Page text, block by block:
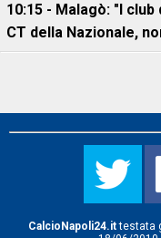
10:15 - Malagò: "I
CT della Nazionale,
CalcioNapoli24.ittestata